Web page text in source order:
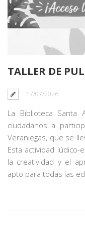
TALLER DE
17/07/2026
La Biblioteca
ciudadanos a
Veraniegas, que se
Esta actividad
la creatividad y el
apto para todas las